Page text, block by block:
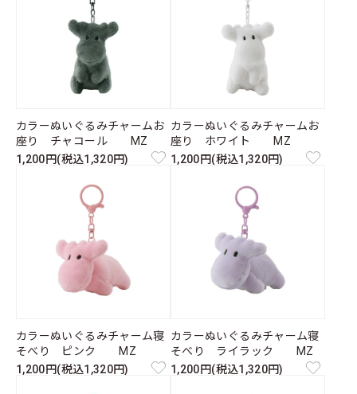
カラーぬいぐるみチャームお
座り チャコール MZ
1,200円(税込1,320円)
カラーぬいぐるみチャームお
座り ホワイト MZ
1,200円(税込1,320円)
カラーぬいぐるみチャーム寝
そべり ピンク MZ
1,200円(税込1,320円)
カラーぬいぐるみチャーム寝
そべり ライラック MZ
1,200円(税込1,320円)